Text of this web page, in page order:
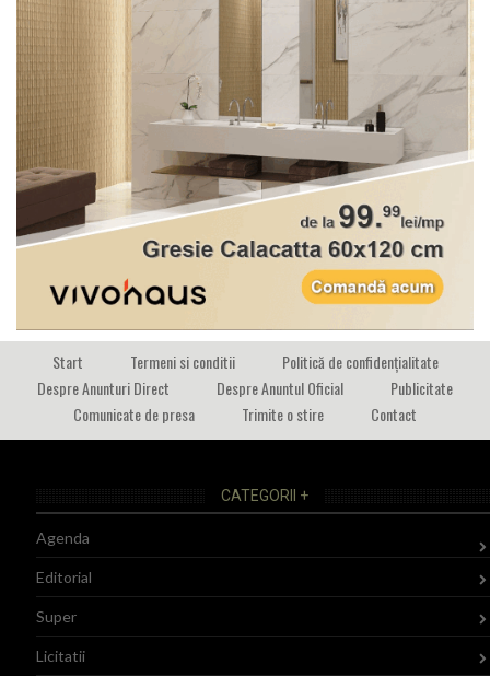
Start Termeni si conditii
Politică de confidențialitate
Despre Anunturi Direct
Despre Anuntul Oficial
Publicitate
Comunicate de presa
Trimite o stire Contact
CATEGORII +
Agenda
Editorial
Super
Licitatii